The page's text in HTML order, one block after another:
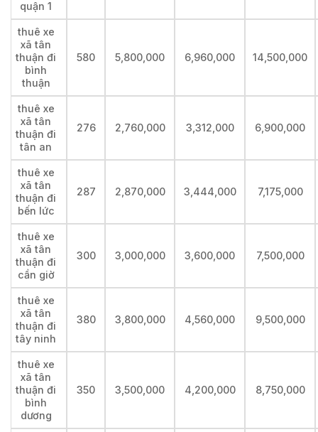
quận 1
thuê xe
xã tân
thuận đi
bình
thuận
580 5,800,000 6,960,000 14,500,000
thuê xe
xã tân
thuận đi
tân an
276 2,760,000 3,312,000 6,900,000
thuê xe
xã tân
thuận đi
bến lức
287 2,870,000 3,444,000 7,175,000
thuê xe
xã tân
thuận đi
cần giờ
300 3,000,000 3,600,000 7,500,000
thuê xe
xã tân
thuận đi
tây ninh
380 3,800,000 4,560,000 9,500,000
thuê xe
xã tân
thuận đi
bình
dương
350 3,500,000 4,200,000 8,750,000